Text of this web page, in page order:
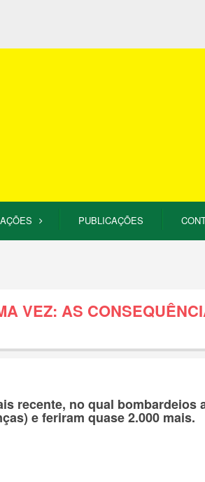
AÇÕES PUBLICAÇÕES
VEZ: AS
recente, no qual bombardeios
e feriram quase 2.000 mais.